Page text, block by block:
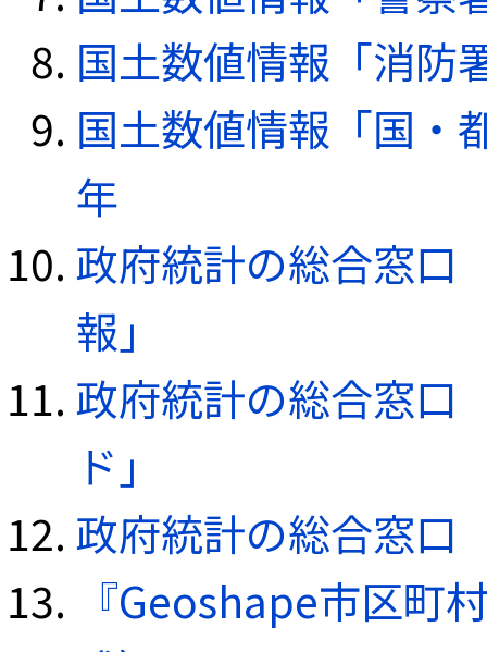
国土数値情報「消防
国土数値情報「国・
年
政府統計の総合窓口
報」
政府統計の総合窓口
ド」
政府統計の総合窓口
『Geoshape市区町